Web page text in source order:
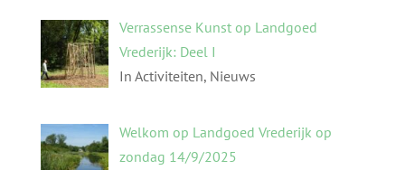
Verrassense Kunst op Landgoed
Vrederijk: Deel I
In Activiteiten, Nieuws
Welkom op Landgoed Vrederijk op
zondag 14/9/2025